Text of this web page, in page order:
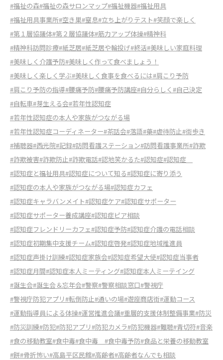
#福祉の森#福祉の森サロンマップ#福祉機器#福祉用具
#福祉用具事業所#空き巣#窒息#立ち上がりテスト#笑顔で楽しく
#第１層協議体#第２層協議体#筋力アップ体操#精神科
#精神科訪問診療#紙芝居#紙芝居や輪投げ#終活#美味しい家庭料理
#美味しく介護予防#美味しく作って食べましょう！
#美味しく楽しく学ぶ#美味しく食事を食べるには#肩こり予防
#肩こり予防の指導#腰痛予防#腰痛予防講座#自分らしく #自己決定
#自転車#芽生える会#若年性認知症
#若年性認知症の本人や家族がつながる場
#若年性認知症コーディネーター#茶話会#落語#藥#虐待防止#街歩き
#補聴器#西光院#記録#訪問看護ステーション#訪問看護事業所#詐欺
#詐欺被害#詐欺防止#詐欺電話#認地笑かるた#認知症#認知症
#認知症と福祉用具#認知症について知る#認知症に寄り添う
#認知症の本人や家族がつながる場#認知症カフェ
#認知症キャラバンメイト#認知症ケア#認知症サポーター
#認知症サポーター養成講座#認知症ピア相談
#認知症フレンドリーカフェ#認知症予防#認知症介護の電話相談
#認知症初期集中支援チーム#認知症啓発#認知症地域推進員
#認知症声掛け訓練#認知症家族会#認知症希望大使#認知症当事者
#認知症月間#認知症本人ミーティング#認知症本人ミーテイング
#誕生会#誕生会＆忘年会#警察#警察相談窓口#警視庁
#警視庁防犯アプリ#転倒防止#通いの場#遊座商店街#運動コース
#運動指導員による体操#運営推進会議#重層的支援体制整備事業#防災
#防災訓練#防犯#防犯アプリ#防犯カメラ#防犯機器#難聴#青切符#音楽
#食の移動教室#食中毒#食中毒 #食中毒予防#食品と栄養の移動教室
#餅#骨折怖い#高島平区民館#高齢者#高齢者なんでも相談